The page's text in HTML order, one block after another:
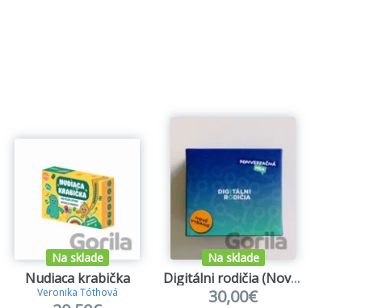
Na sklade
Nudiaca krabička
Veronika Tóthová
Na sklade
Digitálni rodičia (Nové vydanie 2026)
30,00€